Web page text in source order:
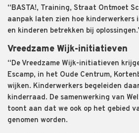
“BASTA!, Training, Straat Ontmoet
aanpak laten zien hoe kinderwerkers
en kinderen betrekken bij
Vreedzame Wijk-initiatieven
“De Vreedzame Wijk-initiatieven
Escamp, in het Oude Centrum,
wijken. Kinderwerkers begeleiden
kinderraad. De samenwerking van
toont aan dat we ook op het gebied
genomen worden.